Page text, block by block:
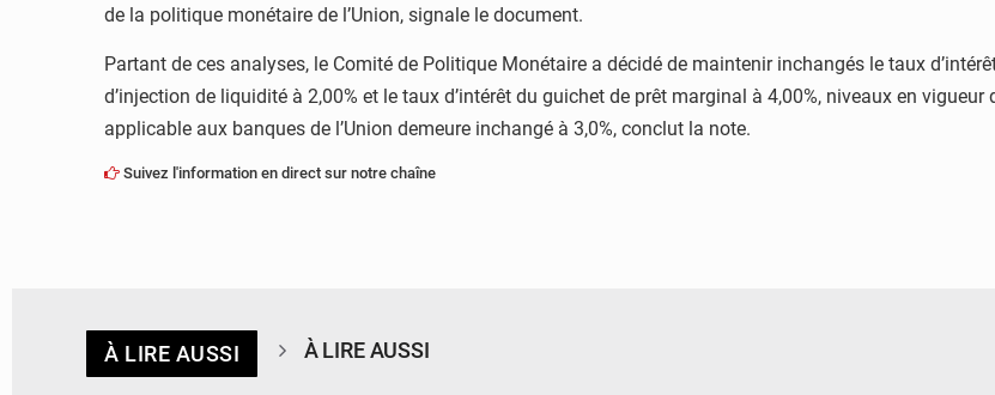
de la politique monétaire de l’Union, signale le document.
Partant de ces analyses, le Comité de Politique Monétaire a décidé de maintenir inchangés le taux
d’injection de liquidité à 2,00% et le taux d’intérêt du guichet de prêt marginal à 4,00%, niveaux en
applicable aux banques de l’Union demeure inchangé à 3,0%, conclut la note.
Suivez l'information en direct sur notre chaîne
À LIRE AUSSI À LIRE AUSSI